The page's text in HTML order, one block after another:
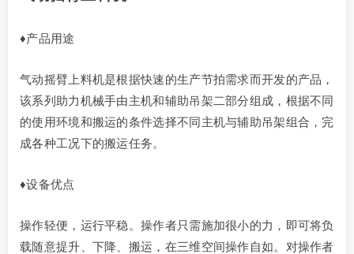
♦产品用途
气动摇臂上料机是根据快速的生产节拍需求而开发的产品，
该系列助力机械手由主机和辅助吊架二部分组成，根据不同
的使用环境和搬运的条件选择不同主机与辅助吊架组合，完
成各种工况下的搬运任务。
♦设备优点
操作轻便，运行平稳。操作者只需施加很小的力，即可将负
载随意提升、下降、搬运，在三维空间操作自如。对操作者